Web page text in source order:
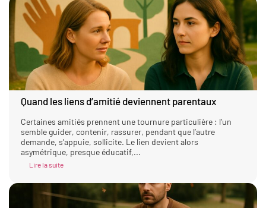
Quand les liens d’amitié deviennent parentaux
Certaines amitiés prennent une tournure particulière : l’un
semble guider, contenir, rassurer, pendant que l’autre
demande, s’appuie, sollicite. Le lien devient alors
asymétrique, presque éducatif,...
Lire la suite